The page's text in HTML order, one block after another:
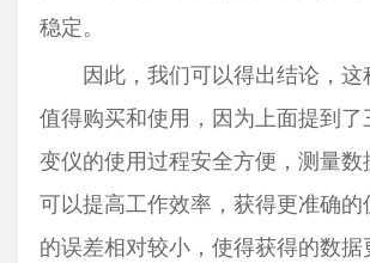
稳定。
因此，我们可以得出结论，这
值得购买和使用，因为上面提到
变仪的使用过程安全方便，测量数
可以提高工作效率，获得更准确的
的误差相对较小，使得获得的数